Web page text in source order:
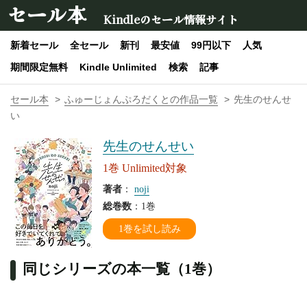
セール本 Kindleのセール情報サイト
新着セール 全セール 新刊 最安値 99円以下
人気
期間限定無料
Kindle Unlimited 検索 記事
セール本 ふゅーじょんぷろだくとの作品一覧
先生のせんせ
い
先生のせんせい
1巻 Unlimited対象
著者 ： noji
総巻数 ：1巻
1巻を試し読み
同じシリーズの本一覧（1巻）